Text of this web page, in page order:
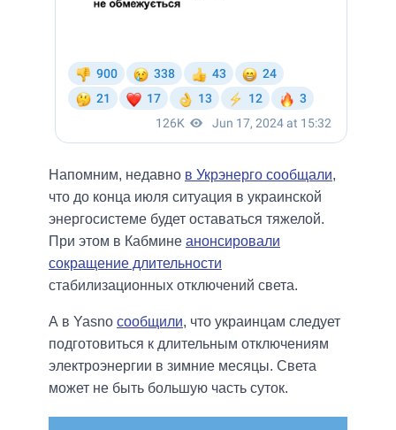
Напомним, недавно в Укрэнерго сообщали,
что до конца июля ситуация в украинской
энергосистеме будет оставаться тяжелой.
При этом в Кабмине анонсировали
сокращение длительности
стабилизационных отключений света.
А в Yasno сообщили, что украинцам следует
подготовиться к длительным отключениям
электроэнергии в зимние месяцы. Света
может не быть большую часть суток.